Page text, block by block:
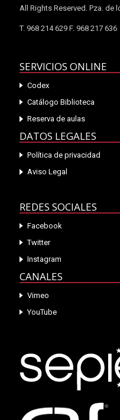
All Rights Reserved. Pza. de
T. 968 214 629 F. 968 217 636
SERVICIOS ONLINE
Codex
Catálogo Biblioteca
Reserva de aulas
DATOS LEGALES
Política de privacidad
Aviso Legal
REDES SOCIALES
Facebook
Twitter
Instagram
CANALES
Vimeo
YouTube